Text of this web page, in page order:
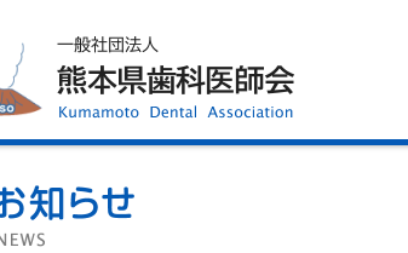
索
ター
のお知らせ
士専門学院
ジ
ーポリシー
プ